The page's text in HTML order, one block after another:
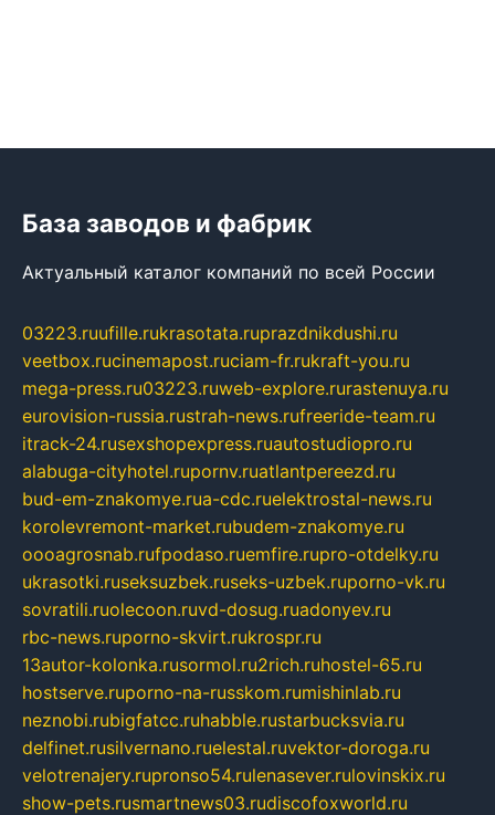
База заводов и фабрик
Актуальный каталог компаний по всей России
03223.ruufille.rukrasotata.ruprazdnikdushi.ru
veetbox.rucinemapost.ruciam-fr.rukraft-you.ru
mega-press.ru03223.ruweb-explore.rurastenuya.ru
eurovision-russia.rustrah-news.rufreeride-team.ru
itrack-24.rusexshopexpress.ruautostudiopro.ru
alabuga-cityhotel.rupornv.ruatlantpereezd.ru
bud-em-znakomye.rua-cdc.ruelektrostal-news.ru
korolevremont-market.rubudem-znakomye.ru
oooagrosnab.rufpodaso.ruemfire.rupro-otdelky.ru
ukrasotki.ruseksuzbek.ruseks-uzbek.ruporno-vk.ru
sovratili.ruolecoon.ruvd-dosug.ruadonyev.ru
rbc-news.ruporno-skvirt.rukrospr.ru
13autor-kolonka.rusormol.ru2rich.ruhostel-65.ru
hostserve.ruporno-na-russkom.rumishinlab.ru
neznobi.rubigfatcc.ruhabble.rustarbucksvia.ru
delfinet.rusilvernano.ruelestal.ruvektor-doroga.ru
velotrenajery.rupronso54.rulenasever.rulovinskix.ru
show-pets.rusmartnews03.rudiscofoxworld.ru